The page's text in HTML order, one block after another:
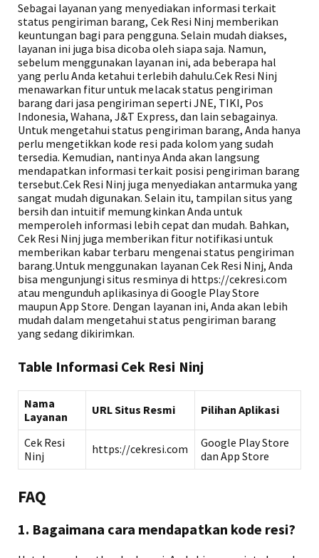
Sebagai layanan yang menyediakan informasi terkait
status pengiriman barang, Cek Resi Ninj memberikan
keuntungan bagi para pengguna. Selain mudah diakses,
layanan ini juga bisa dicoba oleh siapa saja. Namun,
sebelum menggunakan layanan ini, ada beberapa hal
yang perlu Anda ketahui terlebih dahulu.Cek Resi Ninj
menawarkan fitur untuk melacak status pengiriman
barang dari jasa pengiriman seperti JNE, TIKI, Pos
Indonesia, Wahana, J&T Express, dan lain sebagainya.
Untuk mengetahui status pengiriman barang, Anda hanya
perlu mengetikkan kode resi pada kolom yang sudah
tersedia. Kemudian, nantinya Anda akan langsung
mendapatkan informasi terkait posisi pengiriman barang
tersebut.Cek Resi Ninj juga menyediakan antarmuka yang
sangat mudah digunakan. Selain itu, tampilan situs yang
bersih dan intuitif memungkinkan Anda untuk
memperoleh informasi lebih cepat dan mudah. Bahkan,
Cek Resi Ninj juga memberikan fitur notifikasi untuk
memberikan kabar terbaru mengenai status pengiriman
barang.Untuk menggunakan layanan Cek Resi Ninj, Anda
bisa mengunjungi situs resminya di https://cekresi.com
atau mengunduh aplikasinya di Google Play Store
maupun App Store. Dengan layanan ini, Anda akan lebih
mudah dalam mengetahui status pengiriman barang
yang sedang dikirimkan.
Table Informasi Cek Resi Ninj
Nama
Layanan
URL Situs Resmi Pilihan Aplikasi
Cek Resi
Ninj
https://cekresi.com
Google Play Store
dan App Store
FAQ
1. Bagaimana cara mendapatkan kode resi?